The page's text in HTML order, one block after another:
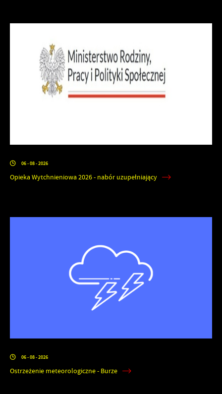
06 - 08 - 2026
Opieka Wytchnieniowa 2026 - nabór uzupełniający
06 - 08 - 2026
Ostrzeżenie meteorologiczne - Burze